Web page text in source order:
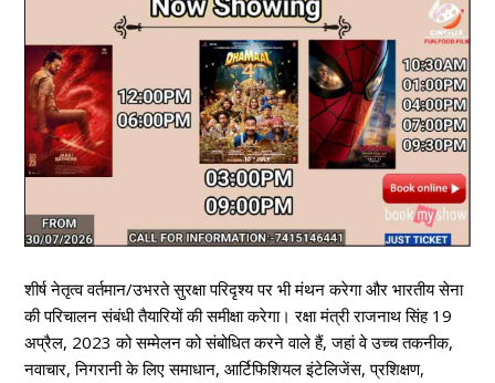
शीर्ष नेतृत्व वर्तमान/उभरते सुरक्षा परिदृश्य पर भी मंथन करेगा और भारतीय सेना
की परिचालन संबंधी तैयारियों की समीक्षा करेगा। रक्षा मंत्री राजनाथ सिंह 19
अप्रैल, 2023 को सम्मेलन को संबोधित करने वाले हैं, जहां वे उच्च तकनीक,
नवाचार, निगरानी के लिए समाधान, आर्टिफिशियल इंटेलिजेंस, प्रशिक्षण,